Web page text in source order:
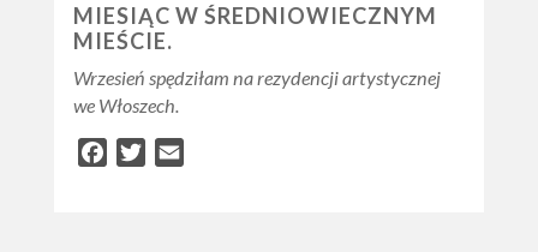
MIESIĄC W ŚREDNIOWIECZNYM
MIEŚCIE.
Wrzesień spędziłam na rezydencji artystycznej
we Włoszech.
Facebook
Twitter